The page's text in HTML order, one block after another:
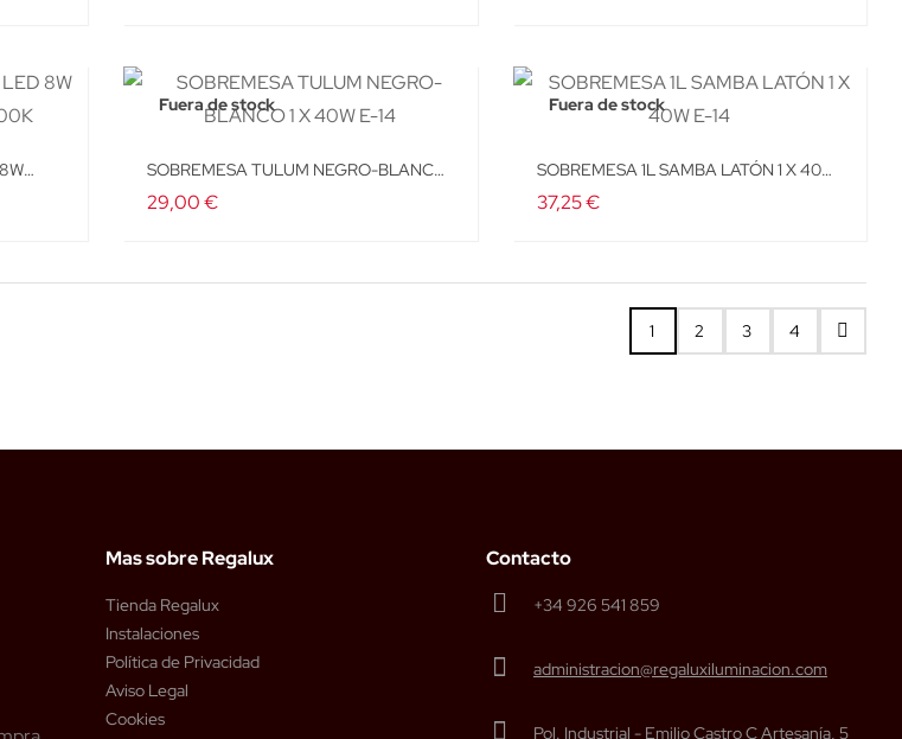
Fuera de stock
SOBREMESA TULUM NEGRO-BLANCO
1 X 40W E-14
29,00 €
Fuera de stock
SOBREMESA 1L SAMBA LATÓN 1 X 40W
E-14
37,25 €
1 2 3 4
Mas sobre Regalux
Tienda Regalux
Instalaciones
Política de Privacidad
Aviso Legal
Cookies
Contacto
+34 926 541 859
administracion@regaluxiluminacion.com
Pol. Industrial - Emilio Castro C Artesanía, 5